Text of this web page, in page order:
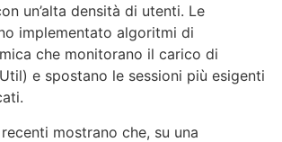
un’alta densità di utenti. Le
implementato algoritmi di
che monitorano il carico di
e spostano le sessioni più esigenti
mostrano che, su una